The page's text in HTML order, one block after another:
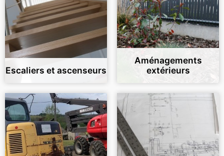
Escaliers et ascenseurs
Aménagements
extérieurs